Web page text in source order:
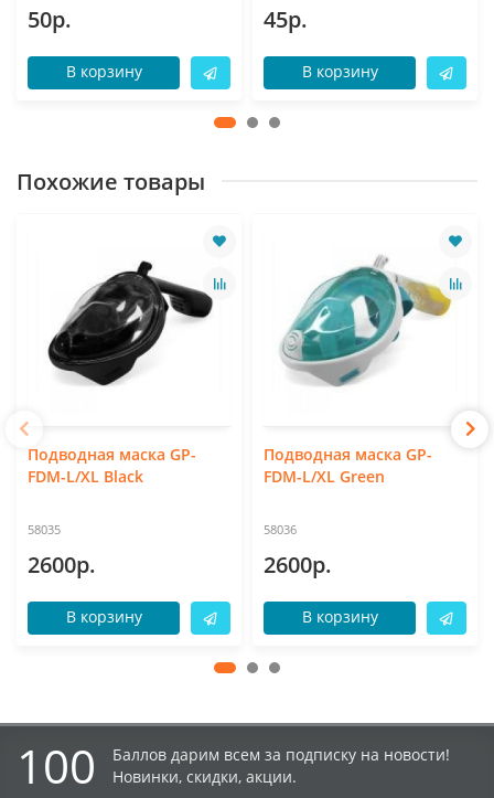
50р.
В корзину
45р.
В корзину
Похожие товары
Подводная маска GP-
FDM-L/XL Black
58035
2600р.
В корзину
Подводная маска GP-
FDM-L/XL Green
58036
2600р.
В корзину
100
Баллов дарим всем за подписку на новости!
Новинки, скидки, акции.